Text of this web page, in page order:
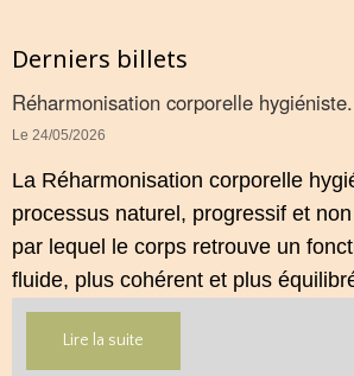
Derniers billets
Réharmonisation corporelle hygiéniste.
Le 24/05/2026
La Réharmonisation corporelle
processus naturel, progressif et
par lequel le corps retrouve un
fluide, plus cohérent et plus
hygiène de vie adaptée.
Lire la suite